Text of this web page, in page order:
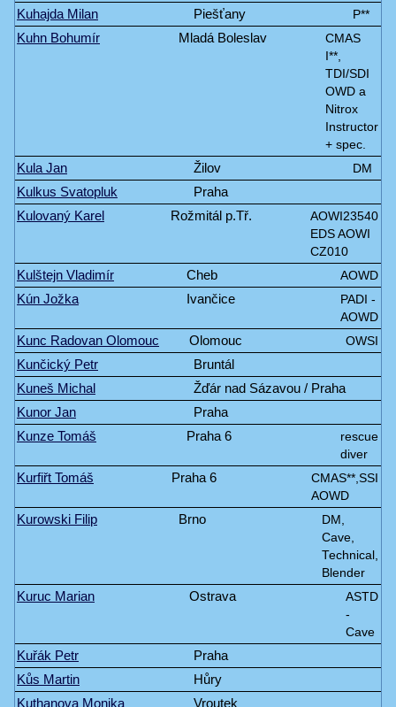
Kuhajda Milan
Piešťany P**
Kuhn Bohumír Mladá Boleslav
CMAS
I**,
TDI/SDI
OWD a
Nitrox
Instructor
+ spec.
Kula Jan Žilov DM
Kulkus Svatopluk
Praha
Kulovaný Karel
Rožmitál p.Tř.
AOWI23540
EDS AOWI
CZ010
Kulštejn Vladimír Cheb AOWD
Kún Jožka Ivančice
PADI -
AOWD
Kunc Radovan Olomouc Olomouc OWSI
Kunčický Petr
Bruntál
Kuneš Michal
Žďár nad Sázavou / Praha
Kunor Jan
Praha
Kunze Tomáš
Praha 6
rescue
diver
Kurfiřt Tomáš Praha 6
CMAS**,SSI
AOWD
Kurowski Filip Brno
DM,
Cave,
Technical,
Blender
Kuruc Marian Ostrava
ASTD
-
Cave
Kuřák Petr
Praha
Kůs Martin
Hůry
Kuthanova Monika
Vroutek